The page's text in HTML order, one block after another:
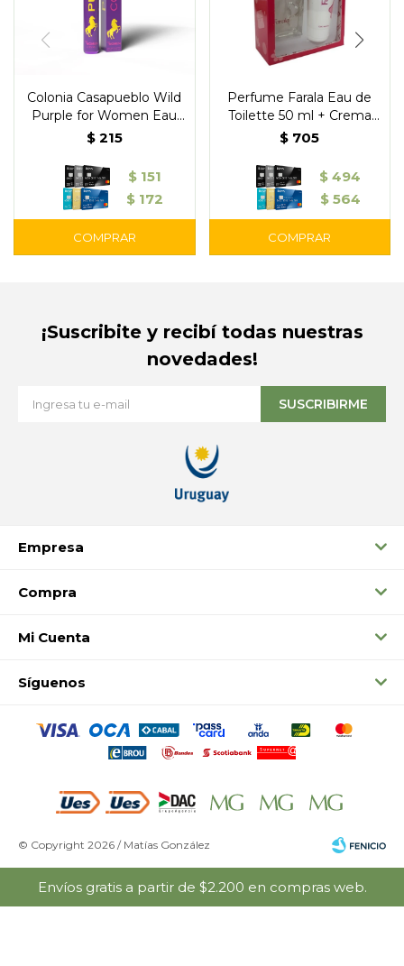
Colonia Casapueblo Wild
Purple for Women Eau
de Toilette 35 ml
$ 215
$ 151
$ 172
Perfume Farala Eau de
Toilette 50 ml + Crema
Corporal
$ 705
$ 494
$ 564
Empresa
Compra
Mi Cuenta
Síguenos
¡Suscribite y recibí todas nuestras
novedades!
SUSCRIBIRME
© Copyright 2026 / Matías González
Envíos gratis a partir de $2.200 en compras web.